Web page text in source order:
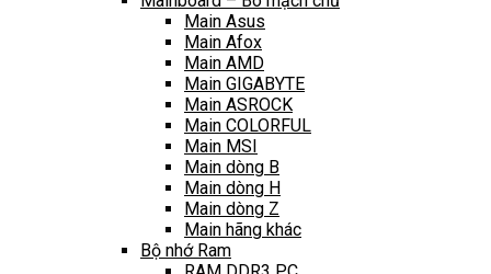
Main Asus
Main Afox
Main AMD
Main GIGABYTE
Main ASROCK
Main COLORFUL
Main MSI
Main dòng B
Main dòng H
Main dòng Z
Main hãng khác
Bộ nhớ Ram